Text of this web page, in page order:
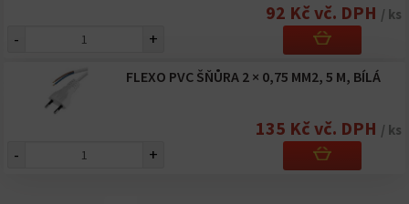
92 Kč vč. DPH / ks
- +
FLEXO PVC ŠŇŮRA 2 × 0,75 MM2, 5 M, BÍLÁ
135 Kč vč. DPH / ks
- +